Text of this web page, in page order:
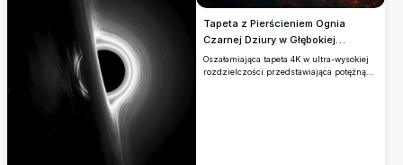
Tapeta z Pierścieniem Ognia
Czarnej Dziury w Głębokiej
Przestrzeni
Oszałamiająca tapeta 4K w ultra-wysokiej
rozdzielczości przedstawiająca potężną